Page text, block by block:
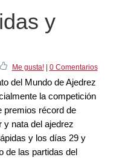
y
Me gusta!| 0 Comentarios
del Mundo de Ajedrez
la competición
premios récord de
y nata del ajedrez
y los días 29 y
de las partidas del